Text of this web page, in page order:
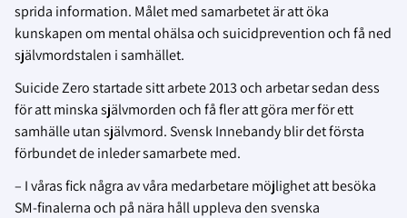
sprida information. Målet med samarbetet är att öka
kunskapen om mental ohälsa och suicidprevention och få ned
självmordstalen i samhället.
Suicide Zero startade sitt arbete 2013 och arbetar sedan dess
för att minska självmorden och få fler att göra mer för ett
samhälle utan självmord. Svensk Innebandy blir det första
förbundet de inleder samarbete med.
– I våras fick några av våra medarbetare möjlighet att besöka
SM-finalerna och på nära håll uppleva den svenska